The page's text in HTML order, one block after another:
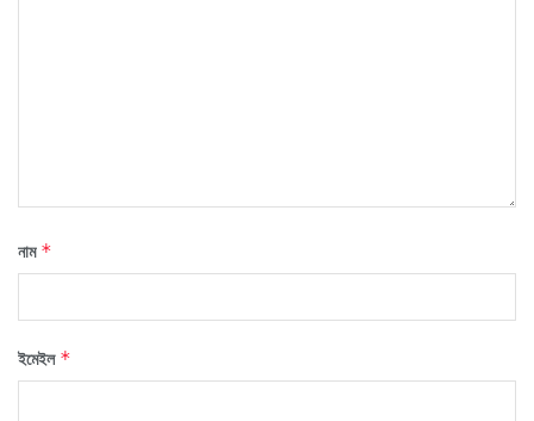
নাম *
ইমেইল *